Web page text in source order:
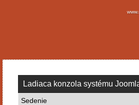
Ladiaca konzola systému
Sedenie